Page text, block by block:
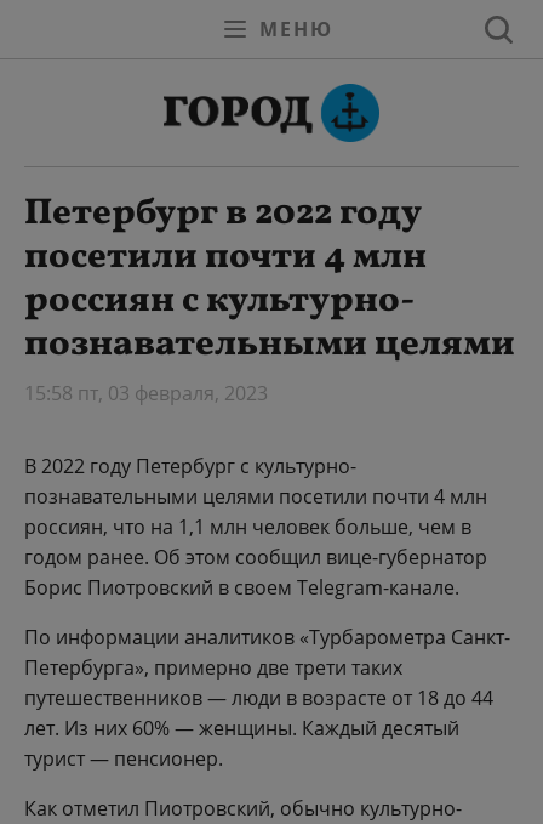
МЕНЮ
Петербург в 2022 году
посетили почти 4 млн
россиян с культурно-
познавательными целями
15:58 пт, 03 февраля, 2023
В 2022 году Петербург с культурно-
познавательными целями посетили почти 4 млн
россиян, что на 1,1 млн человек больше, чем в
годом ранее. Об этом сообщил вице-губернатор
Борис Пиотровский в своем Telegram-канале.
По информации аналитиков «Турбарометра Санкт-
Петербурга», примерно две трети таких
путешественников — люди в возрасте от 18 до 44
лет. Из них 60% — женщины. Каждый десятый
турист — пенсионер.
Как отметил Пиотровский, обычно культурно-